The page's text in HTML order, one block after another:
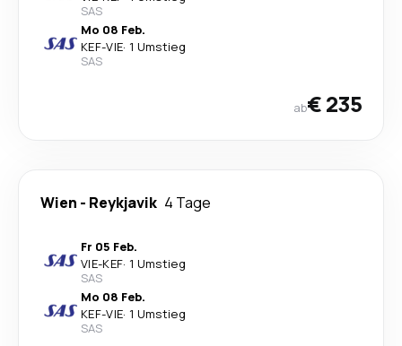
SAS
Mo 08 Feb.
KEF-VIE· 1 Umstieg
SAS
ab€ 235
Wien - Reykjavik 4 Tage
Fr 05 Feb.
VIE-KEF· 1 Umstieg
SAS
Mo 08 Feb.
KEF-VIE· 1 Umstieg
SAS